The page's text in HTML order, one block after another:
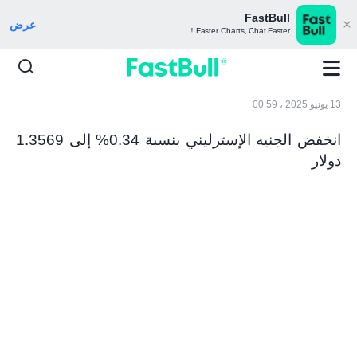
FastBull
Faster Charts, Chat Faster！ عرض
13 يونيو 2025 ، 00:59
انخفض الجنيه الإسترليني بنسبة 0.34% إلى 1.3569
دولار